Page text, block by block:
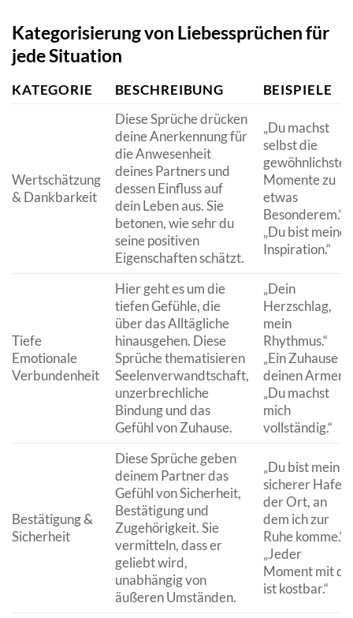
Kategorisierung von Liebessprüchen für
jede Situation
KATEGORIE BESCHREIBUNG BEISPIELE
Wertschätzung
& Dankbarkeit
Diese Sprüche drücken
deine Anerkennung für
die Anwesenheit
deines Partners und
dessen Einfluss auf
dein Leben aus. Sie
betonen, wie sehr du
seine positiven
Eigenschaften schätzt.
„Du machst
selbst die
gewöhnlichsten
Momente zu
etwas
Besonderem.“
„Du bist meine
Inspiration.“
Tiefe
Emotionale
Verbundenheit
Hier geht es um die
tiefen Gefühle, die
über das Alltägliche
hinausgehen. Diese
Sprüche thematisieren
Seelenverwandtschaft,
unzerbrechliche
Bindung und das
Gefühl von Zuhause.
„Dein
Herzschlag,
mein
Rhythmus.“
„Ein Zuhause in
deinen Armen.“
„Du machst
mich
vollständig.“
Bestätigung &
Sicherheit
Diese Sprüche geben
deinem Partner das
Gefühl von Sicherheit,
Bestätigung und
Zugehörigkeit. Sie
vermitteln, dass er
geliebt wird,
unabhängig von
äußeren Umständen.
„Du bist mein
sicherer Hafen,
der Ort, an
dem ich zur
Ruhe komme.“
„Jeder
Moment mit dir
ist kostbar.“